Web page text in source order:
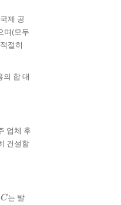
제 공
며(모두
절히
의 합 대
업체 후
건설할
C
C는 발